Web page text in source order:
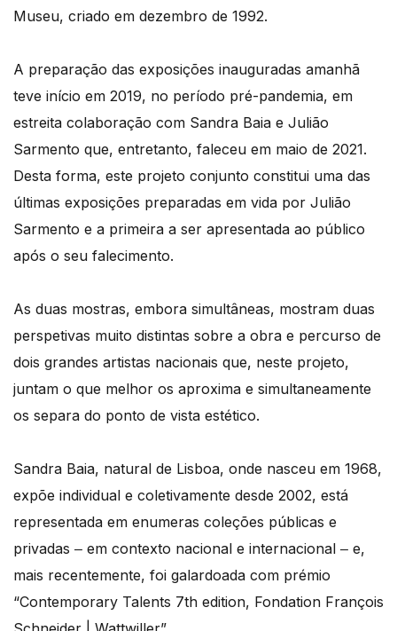
Museu, criado em dezembro de 1992.
A preparação das exposições inauguradas amanhã
teve início em 2019, no período pré-pandemia, em
estreita colaboração com Sandra Baia e Julião
Sarmento que, entretanto, faleceu em maio de 2021.
Desta forma, este projeto conjunto constitui uma das
últimas exposições preparadas em vida por Julião
Sarmento e a primeira a ser apresentada ao público
após o seu falecimento.
As duas mostras, embora simultâneas, mostram duas
perspetivas muito distintas sobre a obra e percurso de
dois grandes artistas nacionais que, neste projeto,
juntam o que melhor os aproxima e simultaneamente
os separa do ponto de vista estético.
Sandra Baia, natural de Lisboa, onde nasceu em 1968,
expõe individual e coletivamente desde 2002, está
representada em enumeras coleções públicas e
privadas ‒ em contexto nacional e internacional ‒ e,
mais recentemente, foi galardoada com prémio
“Contemporary Talents 7th edition, Fondation François